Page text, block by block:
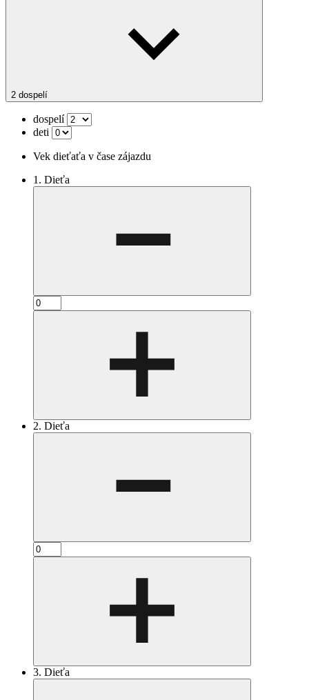
2 dospelí
dospelí
deti
Vek dieťaťa v čase zájazdu
1. Dieťa
2. Dieťa
3. Dieťa